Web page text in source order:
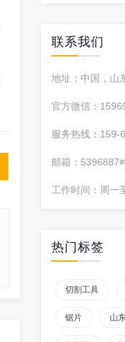
联系我们
地址：中国，山
官方微信：
服务热线：159-
邮箱：
工作时间：周一
热门标签
切割工具
锯片 山